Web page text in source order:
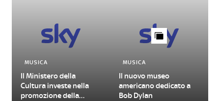
MUSICA
Il Ministero della
Cultura investe nella
promozione della
MUSICA
Il nuovo museo
americano dedicato a
Bob Dylan